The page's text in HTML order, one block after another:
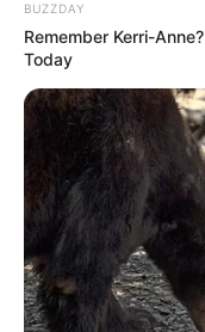
BUZZDAY
Remember Kerri-
Today